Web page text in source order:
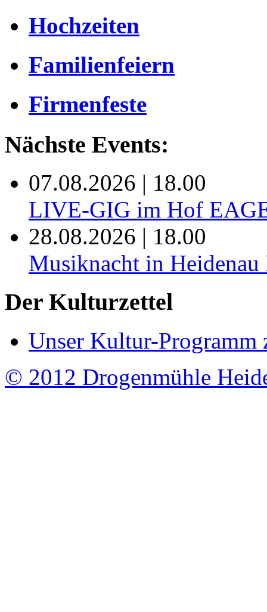
Hochzeiten
Familienfeiern
Firmenfeste
Nächste Events:
07.08.2026 | 18.00
LIVE-GIG im Hof
28.08.2026 | 18.00
Musiknacht in
Der Kulturzettel
Unser Kultur-Programm
© 2012 Drogenmühle